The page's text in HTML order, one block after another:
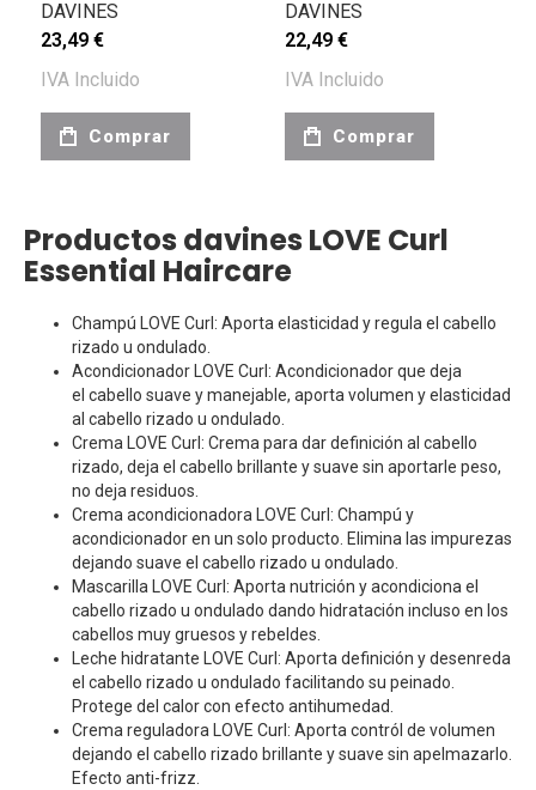
DAVINES
23,49 €
IVA Incluido
Comprar
DAVINES
22,49 €
IVA Incluido
Comprar
Productos davines LOVE Curl
Essential Haircare
Champú LOVE Curl: Aporta elasticidad y regula el cabello
rizado u ondulado.
Acondicionador LOVE Curl: Acondicionador que deja
el cabello suave y manejable, aporta volumen y elasticidad
al cabello rizado u ondulado.
Crema LOVE Curl: Crema para dar definición al cabello
rizado, deja el cabello brillante y suave sin aportarle peso,
no deja residuos.
Crema acondicionadora LOVE Curl: Champú y
acondicionador en un solo producto. Elimina las impurezas
dejando suave el cabello rizado u ondulado.
Mascarilla LOVE Curl: Aporta nutrición y acondiciona el
cabello rizado u ondulado dando hidratación incluso en los
cabellos muy gruesos y rebeldes.
Leche hidratante LOVE Curl: Aporta definición y desenreda
el cabello rizado u ondulado facilitando su peinado.
Protege del calor con efecto antihumedad.
Crema reguladora LOVE Curl: Aporta contról de volumen
dejando el cabello rizado brillante y suave sin apelmazarlo.
Efecto anti-frizz.